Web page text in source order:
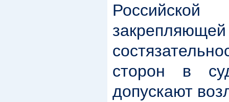
сторон в
допускают